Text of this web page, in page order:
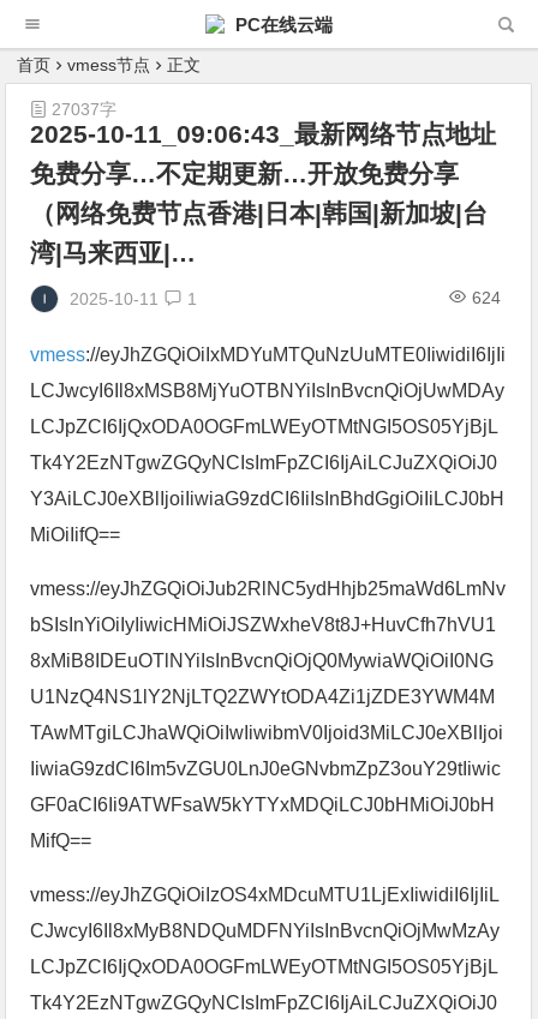
PC在线云端
首页 vmess节点 正文
2025-10-11_09:06:43_最新网络节点地址
免费分享…不定期更新…开放免费分享
（网络免费节点香港|日本|韩国|新加坡|台
湾|马来西亚|…
2025-10-11 1 624
27037字
vmess://eyJhZGQiOiIxMDYuMTQuNzUuMTE0IiwidiI6IjIi
LCJwcyI6Il8xMSB8MjYuOTBNYiIsInBvcnQiOjUwMDAy
LCJpZCI6IjQxODA0OGFmLWEyOTMtNGI5OS05YjBjL
Tk4Y2EzNTgwZGQyNCIsImFpZCI6IjAiLCJuZXQiOiJ0
Y3AiLCJ0eXBlIjoiIiwiaG9zdCI6IiIsInBhdGgiOiIiLCJ0bH
MiOiIifQ==
vmess://eyJhZGQiOiJub2RlNC5ydHhjb25maWd6LmNv
bSIsInYiOiIyIiwicHMiOiJSZWxheV8t8J+HuvCfh7hVU1
8xMiB8IDEuOTlNYiIsInBvcnQiOjQ0MywiaWQiOiI0NG
U1NzQ4NS1lY2NjLTQ2ZWYtODA4Zi1jZDE3YWM4M
TAwMTgiLCJhaWQiOiIwIiwibmV0Ijoid3MiLCJ0eXBlIjoi
IiwiaG9zdCI6Im5vZGU0LnJ0eGNvbmZpZ3ouY29tIiwic
GF0aCI6Ii9ATWFsaW5kYTYxMDQiLCJ0bHMiOiJ0bH
MifQ==
vmess://eyJhZGQiOiIzOS4xMDcuMTU1LjExIiwidiI6IjIiL
CJwcyI6Il8xMyB8NDQuMDFNYiIsInBvcnQiOjMwMzAy
LCJpZCI6IjQxODA0OGFmLWEyOTMtNGI5OS05YjBjL
Tk4Y2EzNTgwZGQyNCIsImFpZCI6IjAiLCJuZXQiOiJ0